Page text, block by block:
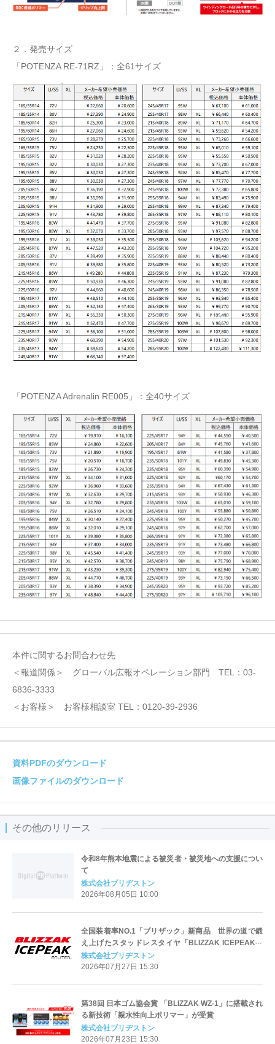
２．発売サイズ
「POTENZA RE-71RZ」：全61サイズ
「POTENZA Adrenalin RE005」：全40サイズ
本件に関するお問合わせ先
＜報道関係＞ グローバル広報オペレーション部門 TEL：03-
6836-3333
＜お客様＞ お客様相談室 TEL：0120-39-2936
資料PDFのダウンロード
画像ファイルのダウンロード
その他のリリース
令和8年熊本地震による被災者・被災地への支援につい
て
株式会社ブリヂストン
2026年08月05日 10:00
全国装着率NO.1「ブリザック」新商品 世界の道で鍛
え上げたスタッドレスタイヤ「BLIZZAK ICEPEAK」
を発売
株式会社ブリヂストン
2026年07月27日 15:30
第38回 日本ゴム協会賞 「BLIZZAK WZ-1」に搭載され
る新技術「親水性向上ポリマー」が受賞
株式会社ブリヂストン
2026年07月23日 15:30